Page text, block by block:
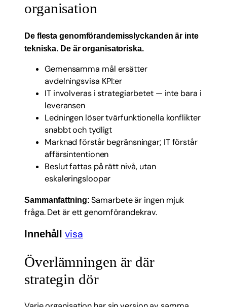
organisation
De flesta genomförandemisslyckanden är inte
tekniska. De är organisatoriska.
Gemensamma mål ersätter
avdelningsvisa KPI:er
IT involveras i strategiarbetet — inte bara i
leveransen
Ledningen löser tvärfunktionella konflikter
snabbt och tydligt
Marknad förstår begränsningar; IT förstår
affärsintentionen
Beslut fattas på rätt nivå, utan
eskaleringsloopar
Sammanfattning: Samarbete är ingen mjuk
fråga. Det är ett genomförandekrav.
Innehåll visa
Överlämningen är där
strategin dör